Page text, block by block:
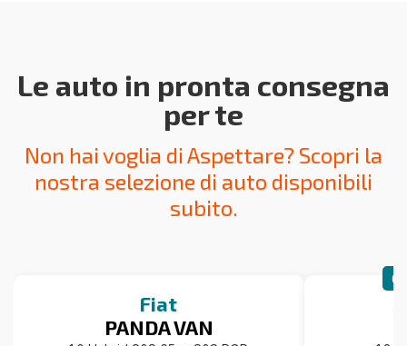
Le auto in pronta consegna
per te
Non hai voglia di Aspettare? Scopri la
nostra selezione di auto disponibili
subito.
Fiat
PANDA VAN